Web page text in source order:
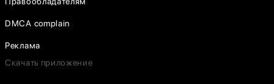
DMCA complain
Реклама
Скачать приложение